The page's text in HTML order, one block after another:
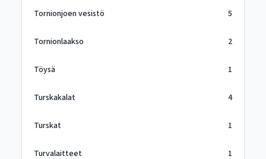
Tornionjoen vesistö 5
Tornionlaakso 2
Töysä 1
Turskakalat 4
Turskat 1
Turvalaitteet 1